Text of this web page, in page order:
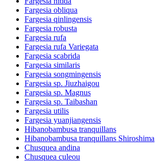
Fargesia obliqua
Fargesia qinlingensis
Fargesia robusta
Fargesia rufa
Fargesia rufa Variegata
Fargesia scabrida
Fargesia similaris
Fargesia songmingensis
Fargesia sp. Jiuzhaigou
Fargesia sp. Magnus
Fargesia sp. Taibashan
Fargesia utilis
Fargesia yuanjiangensis
Hibanobambusa tranquillans
Hibanobambusa tranquillans Shiroshima
Chusquea andina
Chusquea culeou